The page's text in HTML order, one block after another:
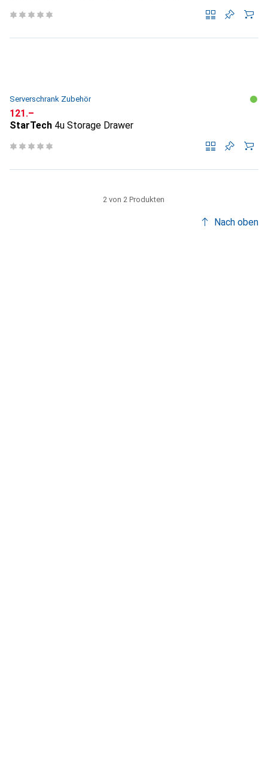
Serverschrank Zubehör
CHF
121.–
StarTech 4u Storage Drawer
2 von 2 Produkten
Nach oben